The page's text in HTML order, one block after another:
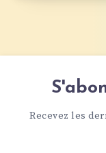
Recevez les